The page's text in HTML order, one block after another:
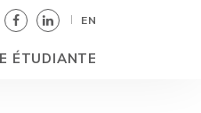
EN
ÉTUDIANTE